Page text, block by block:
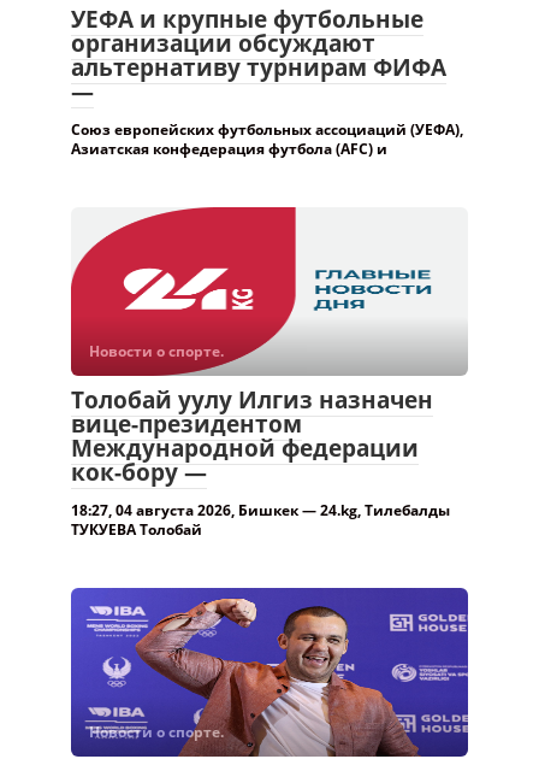
УЕФА и крупные футбольные
организации обсуждают
альтернативу турнирам ФИФА
—
Союз европейских футбольных ассоциаций (УЕФА),
Азиатская конфедерация футбола (AFC) и
Новости о спорте.
Толобай уулу Илгиз назначен
вице-президентом
Международной федерации
кок-бору —
18:27, 04 августа 2026, Бишкек — 24.kg, Тилебалды
ТУКУЕВА Толобай
Новости о спорте.